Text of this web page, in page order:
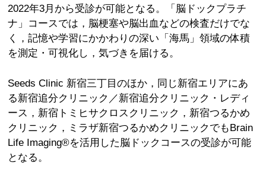
2022年3月から受診が可能となる。「脳ドックプラチ
ナ」コースでは，脳梗塞や脳出血などの検査だけでな
く，記憶や学習にかかわりの深い「海馬」領域の体積
を測定・可視化し，気づきを届ける。
Seeds Clinic 新宿三丁目のほか，同じ新宿エリアにあ
る新宿追分クリニック／新宿追分クリニック・レディ
ース，新宿トミヒサクロスクリニック，新宿つるかめ
クリニック，ミラザ新宿つるかめクリニックでもBrain
Life Imaging®を活用した脳ドックコースの受診が可能
となる。